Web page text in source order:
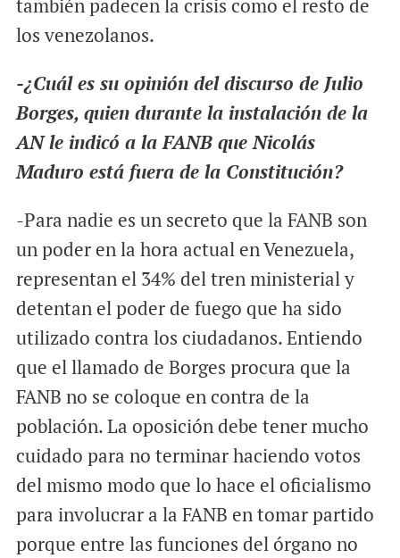
también padecen la crisis como el resto de
los venezolanos.
-¿Cuál es su opinión del discurso de Julio
Borges, quien durante la instalación de la
AN le indicó a la FANB que Nicolás
Maduro está fuera de la Constitución?
-Para nadie es un secreto que la FANB son
un poder en la hora actual en Venezuela,
representan el 34% del tren ministerial y
detentan el poder de fuego que ha sido
utilizado contra los ciudadanos. Entiendo
que el llamado de Borges procura que la
FANB no se coloque en contra de la
población. La oposición debe tener mucho
cuidado para no terminar haciendo votos
del mismo modo que lo hace el oficialismo
para involucrar a la FANB en tomar partido
porque entre las funciones del órgano no